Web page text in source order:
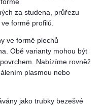
za studena, průřezu
formě profilů.
ve formě plechů
Obě varianty mohou být
Nabízíme rovněž
plasmou nebo
jako trubky bezešvé